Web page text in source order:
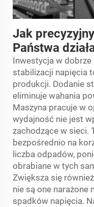
Jak
Państwa
Inwestycja w
stabilizacji napięcia
produkcji. Dodanie
eliminuje wahania
Maszyna pracuje w
wydajność nie jest
zachodzące w sieci.
bezpośrednio na
liczba odpadów,
obrabiane w tych
Zwiększa się
nie są one narażone
spadków napięcia.